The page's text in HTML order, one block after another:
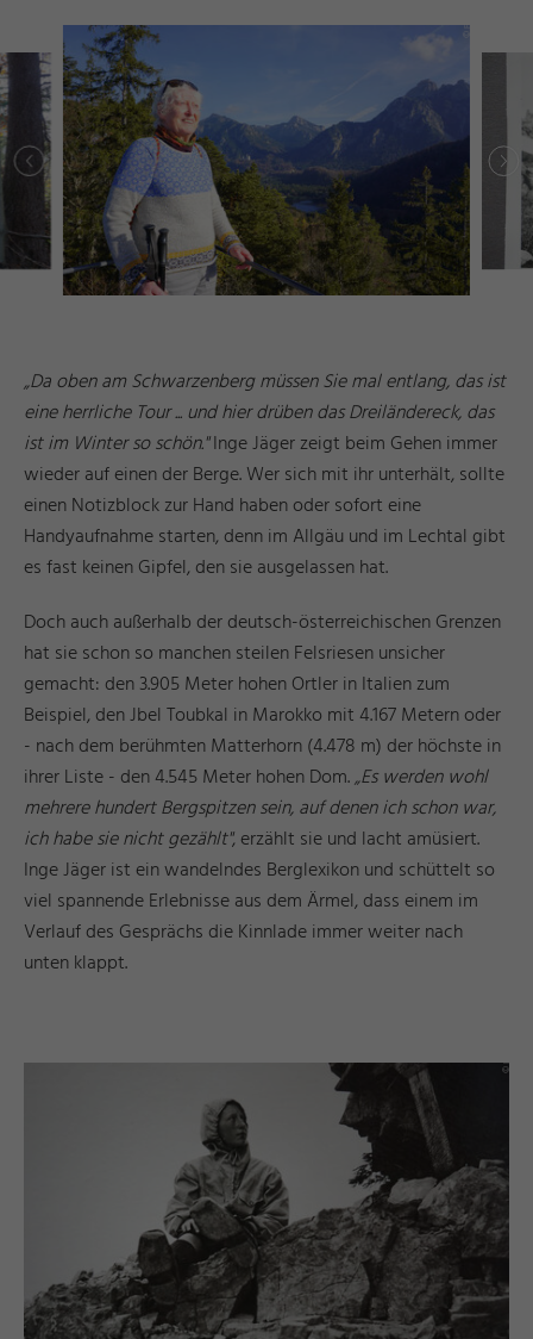
© F
ü
s
s
e
n
T
o u
ri
s
m
us
u
n d
M a
r
k
e
ti
n
©
ü
s
s
e
n
T
o
ri
s
m
u
u
n
M
k
e
ti
n
„Da oben am Schwarzenberg müssen Sie mal entlang, das ist
eine herrliche Tour ... und hier drüben das Dreiländereck, das
ist im Winter so schön."Inge Jäger zeigt beim Gehen immer
wieder auf einen der Berge. Wer sich mit ihr unterhält, sollte
einen Notizblock zur Hand haben oder sofort eine
Handyaufnahme starten, denn im Allgäu und im Lechtal gibt
es fast keinen Gipfel, den sie ausgelassen hat.
Doch auch außerhalb der deutsch-österreichischen Grenzen
hat sie schon so manchen steilen Felsriesen unsicher
gemacht: den 3.905 Meter hohen Ortler in Italien zum
Beispiel, den Jbel Toubkal in Marokko mit 4.167 Metern oder
- nach dem berühmten Matterhorn (4.478 m) der höchste in
ihrer Liste - den 4.545 Meter hohen Dom.„Es werden wohl
mehrere hundert Bergspitzen sein, auf denen ich schon war,
ich habe sie nicht gezählt", erzählt sie und lacht amüsiert.
Inge Jäger ist ein wandelndes Berglexikon und schüttelt so
viel spannende Erlebnisse aus dem Ärmel, dass einem im
Verlauf des Gesprächs die Kinnlade immer weiter nach
unten klappt.
©
F
ü
e
n
T
o
u
ri
s
m
u
s
u
n
M
a
r
k
ti
n